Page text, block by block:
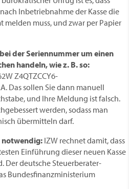
Inbetriebnahme der Kasse die
melden muss, und zwar per Papier
der Seriennummer um einen
handeln, wie z. B. so:
Z­­­4­­Q­TZCCY6­­
Das sollen Sie dann manuell
und Ihre Meldung ist falsch.
werden, sodass man
übermitteln darf.
notwendig: IZW rechnet damit, dass
Einführung dieser neuen Kasse
Der deutsche Steuerberater-
Bundesfinanzministerium